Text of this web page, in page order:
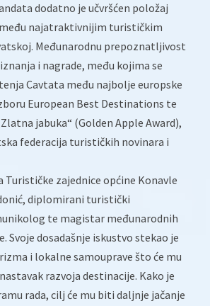
dodatno je učvršćen položaj
najatraktivnijim turističkim
Međunarodnu prepoznatljivost
i nagrade, među kojima se
Cavtata među najbolje europske
European Best Destinations te
jabuka“ (Golden Apple Award),
federacija turističkih novinara i
zajednice općine Konavle
diplomirani turistički
te magistar međunarodnih
Svoje dosadašnje iskustvo stekao je
i lokalne samouprave što će mu
razvoja destinacije. Kako je
rada, cilj će mu biti daljnje jačanje